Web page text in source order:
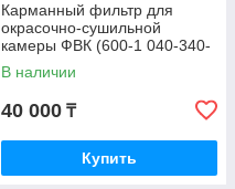
Карманный фильтр для
окрасочно-сушильной
камеры ФВК (600-1 040-340-
8 G3)
В наличии
40 000 ₸
Купить